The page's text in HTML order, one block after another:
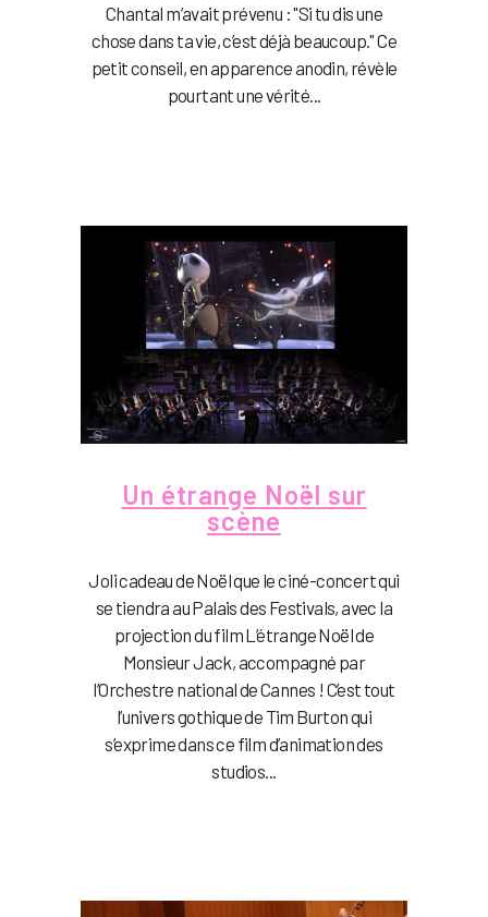
Chantal m’avait prévenu : "Si tu dis une
chose dans ta vie, c’est déjà beaucoup." Ce
petit conseil, en apparence anodin, révèle
pourtant une vérité...
Un étrange Noël sur
scène
Joli cadeau de Noël que le ciné-concert qui
se tiendra au Palais des Festivals, avec la
projection du film L’étrange Noël de
Monsieur Jack, accompagné par
l’Orchestre national de Cannes ! C’est tout
l’univers gothique de Tim Burton qui
s’exprime dans ce film d’animation des
studios...